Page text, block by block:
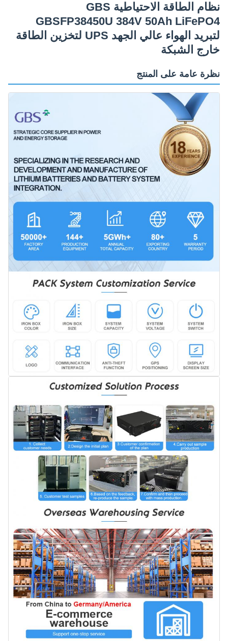
نظام الطاقة الاحتياطية GBS
GBSFP38450U 384V 50Ah LiFePO4
لتبريد الهواء عالي الجهد UPS لتخزين الطاقة
خارج الشبكة
نظرة عامة على المنتج